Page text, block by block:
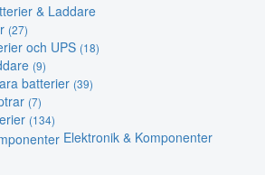
& Laddare
(27)
och UPS (18)
(9)
batterier (39)
(7)
(134)
Elektronik & Komponenter